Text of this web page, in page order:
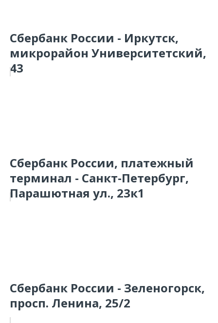
Сбербанк России - Иркутск,
микрорайон Университетский,
43
Сбербанк России, платежный
терминал - Санкт-Петербург,
Парашютная ул., 23к1
Сбербанк России - Зеленогорск,
просп. Ленина, 25/2